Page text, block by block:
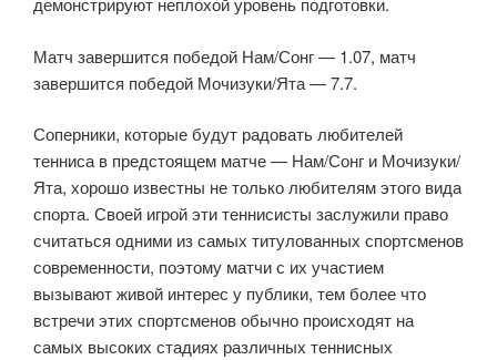
Матч завершится победой Нам/Сонг — 1.07, матч
завершится победой Мочизуки/Ята — 7.7.
Соперники, которые будут радовать любителей
тенниса в предстоящем матче — Нам/Сонг и Мочизуки/
Ята, хорошо известны не только любителям этого вида
спорта. Своей игрой эти теннисисты заслужили право
считаться одними из самых титулованных спортсменов
современности, поэтому матчи с их участием
вызывают живой интерес у публики, тем более что
встречи этих спортсменов обычно происходят на
самых высоких стадиях различных теннисных